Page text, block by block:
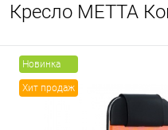
Кресло МЕТТА
Новинка
Хит продаж